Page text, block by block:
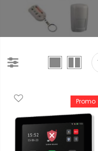
Promo